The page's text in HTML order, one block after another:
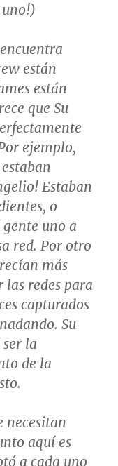
uno!)
están
están
que Su
ejemplo,
Estaban
o
uno a
red. Por otro
más
las redes para
capturados
Su
la
de la
necesitan
aquí es
a cada uno